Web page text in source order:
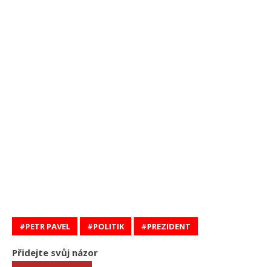
PETR PAVEL POLITIK PREZIDENT
Přidejte svůj názor